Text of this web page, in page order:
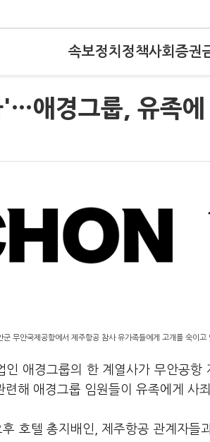
속보정치 정책사회 증권
애경그룹, 유족에
무안국제공항에서 제주항공 참사 유가족들에게 고개를 숙이고
애경그룹의 한 계열사가 무안공항
해 애경그룹 임원들이 유족에게 사
호텔 총지배인, 제주항공 관계자들